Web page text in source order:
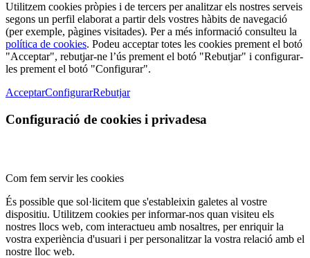
Utilitzem cookies pròpies i de tercers per analitzar els nostres serveis
segons un perfil elaborat a partir dels vostres hàbits de navegació
(per exemple, pàgines visitades). Per a més informació consulteu la
política de cookies. Podeu acceptar totes les cookies prement el botó
"Acceptar", rebutjar-ne l’ús prement el botó "Rebutjar" i configurar-
les prement el botó "Configurar".
AcceptarConfigurarRebutjar
Configuració de cookies i privadesa
Com fem servir les cookies
És possible que sol·licitem que s'estableixin galetes al vostre
dispositiu. Utilitzem cookies per informar-nos quan visiteu els
nostres llocs web, com interactueu amb nosaltres, per enriquir la
vostra experiència d'usuari i per personalitzar la vostra relació amb el
nostre lloc web.